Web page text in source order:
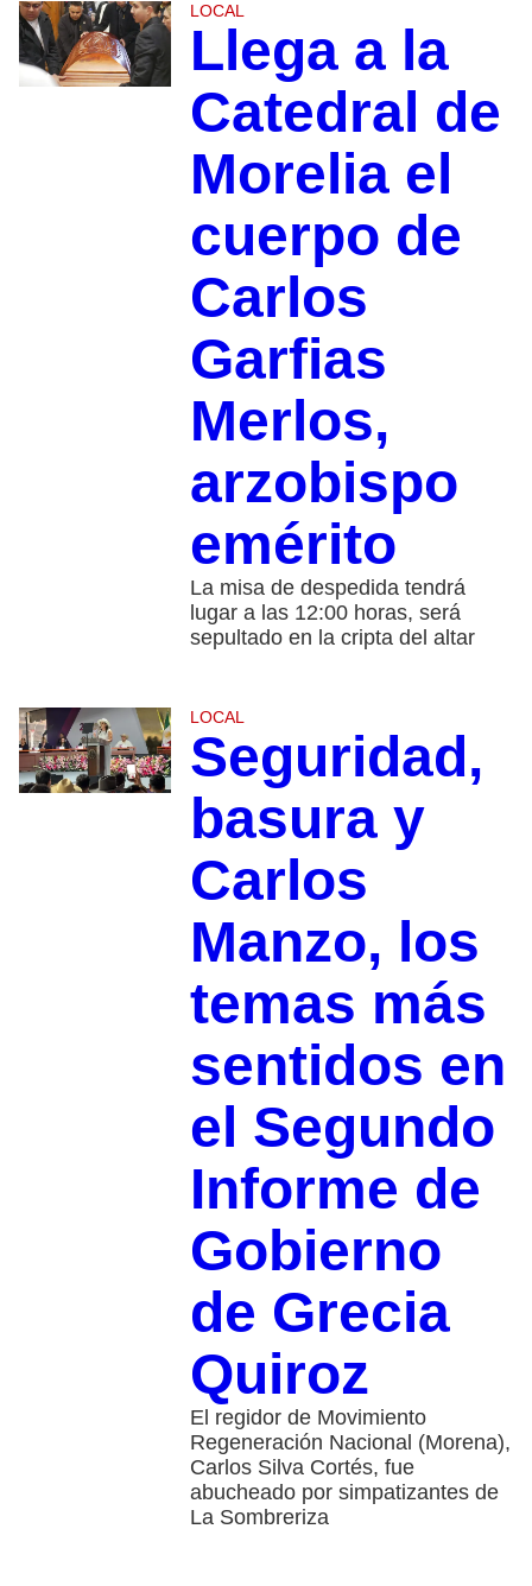
LOCAL
Llega a la
Catedral de
Morelia el
cuerpo de
Carlos
Garfias
Merlos,
arzobispo
emérito
La misa de despedida tendrá
lugar a las 12:00 horas, será
sepultado en la cripta del altar
LOCAL
Seguridad,
basura y
Carlos
Manzo, los
temas más
sentidos en
el Segundo
Informe de
Gobierno
de Grecia
Quiroz
El regidor de Movimiento
Regeneración Nacional (Morena),
Carlos Silva Cortés, fue
abucheado por simpatizantes de
La Sombreriza